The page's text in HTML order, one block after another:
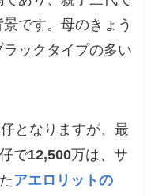
です。母のきょう
ックタイプの多い
となりますが、最
で12,500万は、サ
アエロリットの